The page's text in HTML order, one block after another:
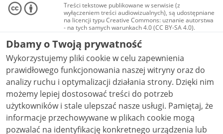
Treści tekstowe publikowane w serwisie (z
wyłączeniem treści audiowizualnych), są udostępniane
na licencji typu Creative Commons: uznanie autorstwa
- na tych samych warunkach 4.0 (CC BY-SA 4.0).
Materiały audiowizualne, w tym zdjęcia, materiały
audio i wideo, są udostępniane na licencji typu
Creative Commons: uznanie autorstwa użycie
niekomercyjne - bez utworów zależnych 4.0 (CC BY-
NC-ND 4.0), o ile nie jest to stwierdzone inaczej.
Dbamy o Twoją prywatność
Wykorzystujemy pliki cookie w celu zapewnienia
prawidłowego funkcjonowania naszej witryny oraz do
analizy ruchu i optymalizacji działania strony. Dzięki nim
możemy lepiej dostosować treści do potrzeb
użytkowników i stale ulepszać nasze usługi. Pamiętaj, że
informacje przechowywane w plikach cookie mogą
pozwalać na identyfikację konkretnego urządzenia lub